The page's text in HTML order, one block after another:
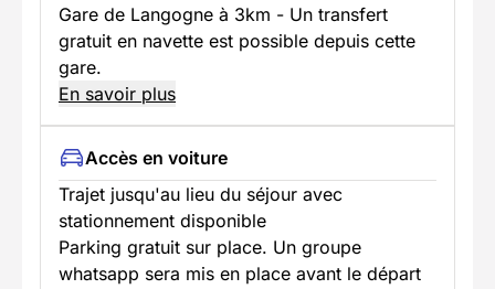
Gare de Langogne à 3km - Un transfert
gratuit en navette est possible depuis cette
gare.
En savoir plus
Accès en voiture
Trajet jusqu'au lieu du séjour avec
stationnement disponible
Parking gratuit sur place. Un groupe
whatsapp sera mis en place avant le départ